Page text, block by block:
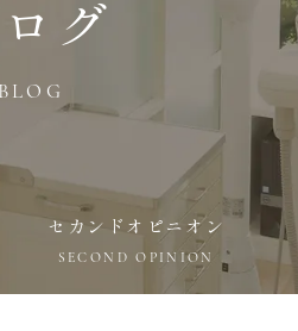
グ
BLOG
セカンドオピニオン
SECOND OPINION